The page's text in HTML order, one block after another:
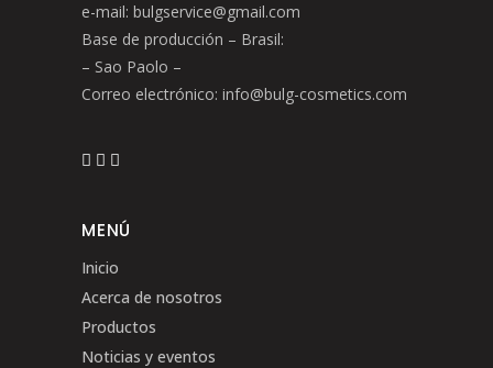
e-mail: bulgservice@gmail.com
Base de producción – Brasil:
– Sao Paolo –
Correo electrónico: info@bulg-cosmetics.com
MENÚ
Inicio
Acerca de nosotros
Productos
Noticias y eventos